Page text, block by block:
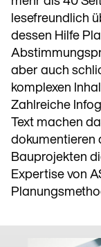
lesefreundlich
dessen Hilfe
aber auch
komplexen
Zahlreiche
Text machen
dokumentieren
Bauprojekten
Expertise von